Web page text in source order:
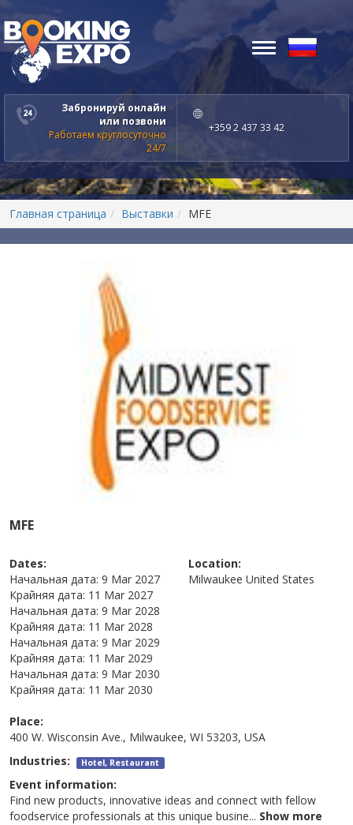
Забронируй онлайн
или позвони
Работаем круглосуточно
24/7
+359 2 437 33 42
Toggle
navigation
Главная страница Выставки MFE
MFE
Dates:
Начальная дата: 9 Mar 2027
Крайняя дата: 11 Mar 2027
Начальная дата: 9 Mar 2028
Крайняя дата: 11 Mar 2028
Начальная дата: 9 Mar 2029
Крайняя дата: 11 Mar 2029
Начальная дата: 9 Mar 2030
Крайняя дата: 11 Mar 2030
Location:
Milwaukee United States
Place:
400 W. Wisconsin Ave., Milwaukee, WI 53203, USA
Industries: Hotel, Restaurant
Event information:
Find new products, innovative ideas and connect with fellow
foodservice professionals at this unique busine... Show more